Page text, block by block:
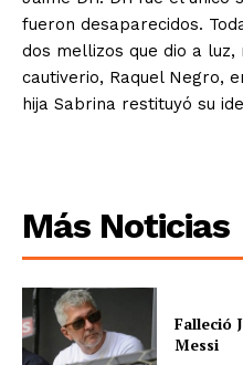
fueron desaparecidos.
dos mellizos que dio a
cautiverio, Raquel Negro,
hija Sabrina restituyó su
Más Noticias
Falleció
Messi